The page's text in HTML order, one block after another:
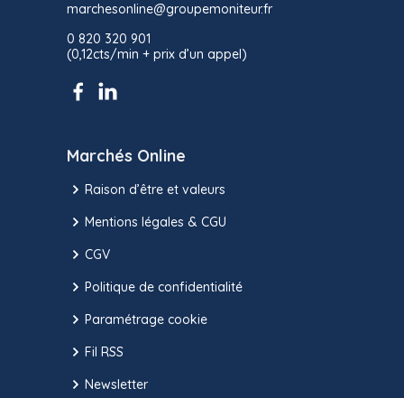
marchesonline@groupemoniteur.fr
0 820 320 901
(0,12cts/min + prix d’un appel)
Marchés Online
Raison d’être et valeurs
Mentions légales & CGU
CGV
Politique de confidentialité
Paramétrage cookie
Fil RSS
Newsletter